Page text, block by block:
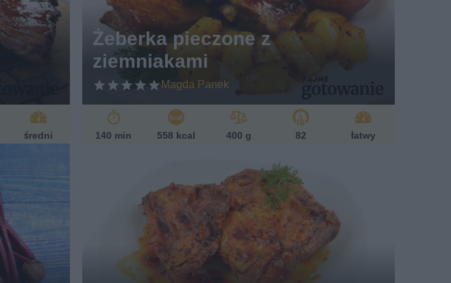
średni
Żeberka pieczone z
ziemniakami
Magda Panek
140 min 558 kcal 400 g 82 łatwy